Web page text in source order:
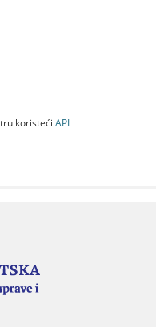
koristeći API